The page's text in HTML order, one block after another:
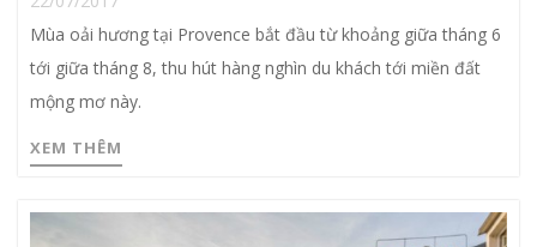
Mùa oải hương tại Provence bắt đầu từ khoảng giữa tháng 6
tới giữa tháng 8, thu hút hàng nghìn du khách tới miền đất
mộng mơ này.
XEM THÊM